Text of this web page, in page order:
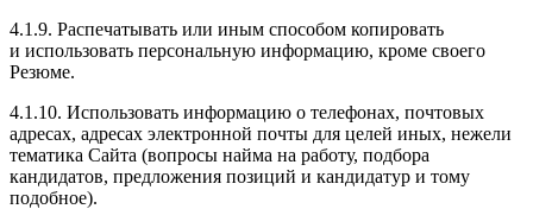
4.1.9. Распечатывать или иным способом копировать
и использовать персональную информацию, кроме своего
Резюме.
4.1.10. Использовать информацию о телефонах, почтовых
адресах, адресах электронной почты для целей иных, нежели
тематика Сайта (вопросы найма на работу, подбора
кандидатов, предложения позиций и кандидатур и тому
подобное).